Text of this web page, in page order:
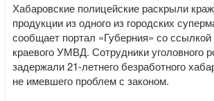
Хабаровские полицейские раскрыли
продукции из одного из городских
сообщает портал «Губерния» со
краевого УМВД. Сотрудники уголовного
задержали 21-летнего безработного
не имевшего проблем с законом.